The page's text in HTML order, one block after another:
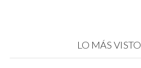
LO MÁS VISTO